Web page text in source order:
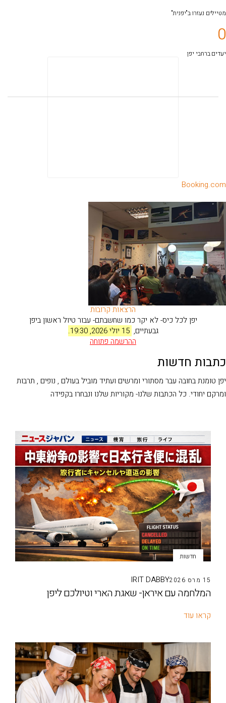
מטיילים נעזרו ב"יפנית"
0
יעדים ברחבי יפן
Booking.com
הרצאות קרובות
יפן לכל כיס- לא יקר כמו שחשבתם- עבור טיול ראשון ביפן
גבעתיים, 15 יולי 2026, 19:30.
ההרשמה פתוחה
כתבות חדשות
יפן טומנת בחובה עבר מסתורי ומרשים ועתיד מוביל בעולם , נופים , תרבות
ומרקם יחודי. כל הכתבות שלנו- מקוריות שלנו ונבחרו בקפידה
15 מרס 2026
חדשות
IRIT DABBY
המלחמה עם איראן- שאגת הארי וטיולכם ליפן
קראו עוד